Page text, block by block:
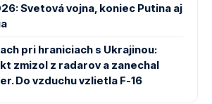
Svetová vojna, koniec Putina aj
pri hraniciach s Ukrajinou:
zmizol z radarov a zanechal
Do vzduchu vzlietla F-16